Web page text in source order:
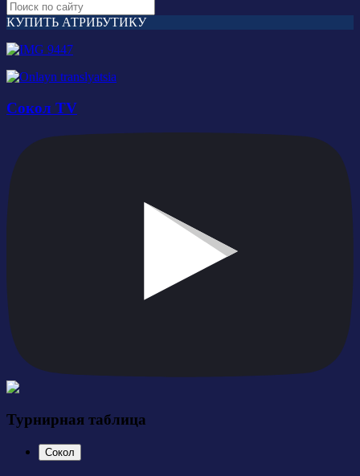
КУПИТЬ АТРИБУТИКУ
Сокол TV
Турнирная таблица
Сокол